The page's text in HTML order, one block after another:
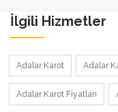
İlgili Hizmetler
Adalar Karot Adalar
Adalar Karot Fiyatları